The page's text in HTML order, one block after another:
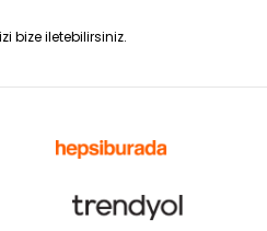
bize iletebilirsiniz.